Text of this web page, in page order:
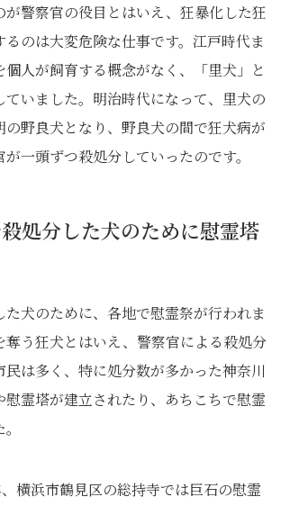
が警察官の役目とはいえ、狂暴化した狂
るのは大変危険な仕事です。江戸時代ま
人が飼育する概念がなく、「里犬」と
ていました。明治時代になって、里犬の
の野良犬となり、野良犬の間で狂犬病が
一頭ずつ殺処分していったのです。
処分した犬のために慰霊塔
犬のために、各地で慰霊祭が行われま
奪う狂犬とはいえ、警察官による殺処分
民は多く、特に処分数が多かった神奈川
慰霊塔が建立されたり、あちこちで慰霊
横浜市鶴見区の総持寺では巨石の慰霊